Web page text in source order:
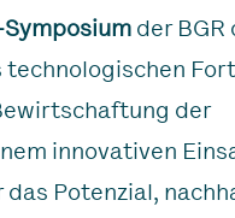
der BGR
technologischen
der
innovativen
Potenzial,